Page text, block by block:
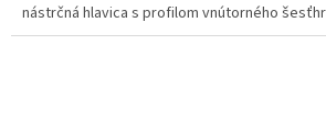
nástrčná hlavica s profilom vnútorného